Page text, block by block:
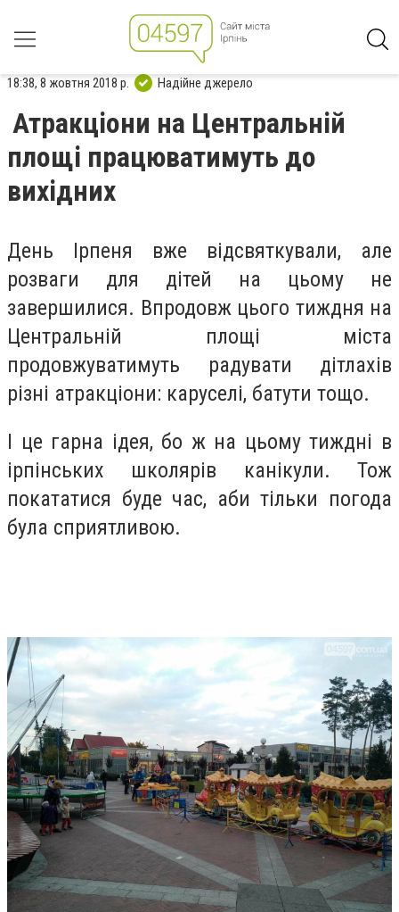
18:38, 8 жовтня 2018 р. Надійне джерело
Атракціони на Центральній
площі працюватимуть до
вихідних
День Ірпеня вже відсвяткували, але
розваги для дітей на цьому не
завершилися. Впродовж цього тиждня на
Центральній площі міста
продовжуватимуть радувати дітлахів
різні атракціони: каруселі, батути тощо.
І це гарна ідея, бо ж на цьому тиждні в
ірпінських школярів канікули. Тож
покататися буде час, аби тільки погода
була сприятливою.